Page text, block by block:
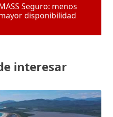
Seguro: menos
disponibilidad
interesar